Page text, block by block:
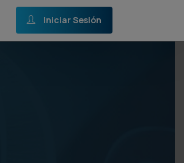
Iniciar Sesión